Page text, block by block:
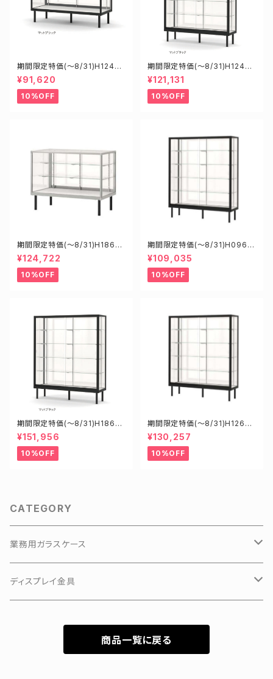
期間限定特価(～8/31)H12450
B W1200D450H900mm 新
型業務用ガラスケース ショーケ
ース
¥91,620
10%OFF
期間限定特価(～8/31)H12455
B W1200D450H1500mm 新
型業務用ガラスケース ショーケ
ース
¥121,131
10%OFF
期間限定特価(～8/31)H1860
0S W1800D600H900mm
新型業務用ガラスケース ショー
ケース
¥124,722
10%OFF
期間限定特価(～8/31)H0960
5B W900D600H1500mm 新
型業務用ガラスケース ショーケ
ース
¥109,035
10%OFF
期間限定特価(～8/31)H18602
B W1800D600H1200mm 新
型業務用ガラスケース ショーケ
ース
¥151,956
10%OFF
期間限定特価(～8/31)H12605
B W1200D600H1500mm 新
型業務用ガラスケース ショーケ
ース
¥130,257
10%OFF
CATEGORY
業務用ガラスケース
KKKアルミアップケース
カラーフレーム3Hガラスショーケース
ディスプレイ金具
商品一覧に戻る